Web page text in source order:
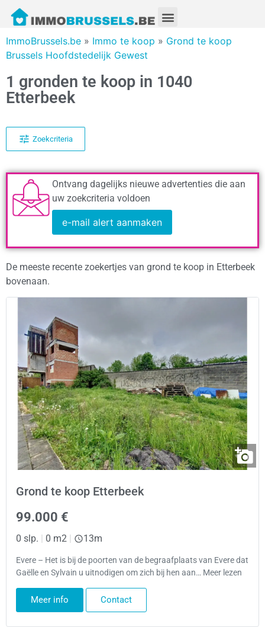
ImmoBrussels.be » Immo te koop » Grond te koop
Brussels Hoofdstedelijk Gewest
1 gronden te koop in 1040
Etterbeek
Zoekcriteria
Ontvang dagelijks nieuwe advertenties die aan
uw zoekcriteria voldoen
e-mail alert aanmaken
De meeste recente zoekertjes van grond te koop in Etterbeek
bovenaan.
Grond te koop Etterbeek
99.000 €
0 slp. | 0 m2 | 13m
Evere – Het is bij de poorten van de begraafplaats van Evere dat
Gaëlle en Sylvain u uitnodigen om zich bij hen aan… Meer lezen
Meer info Contact